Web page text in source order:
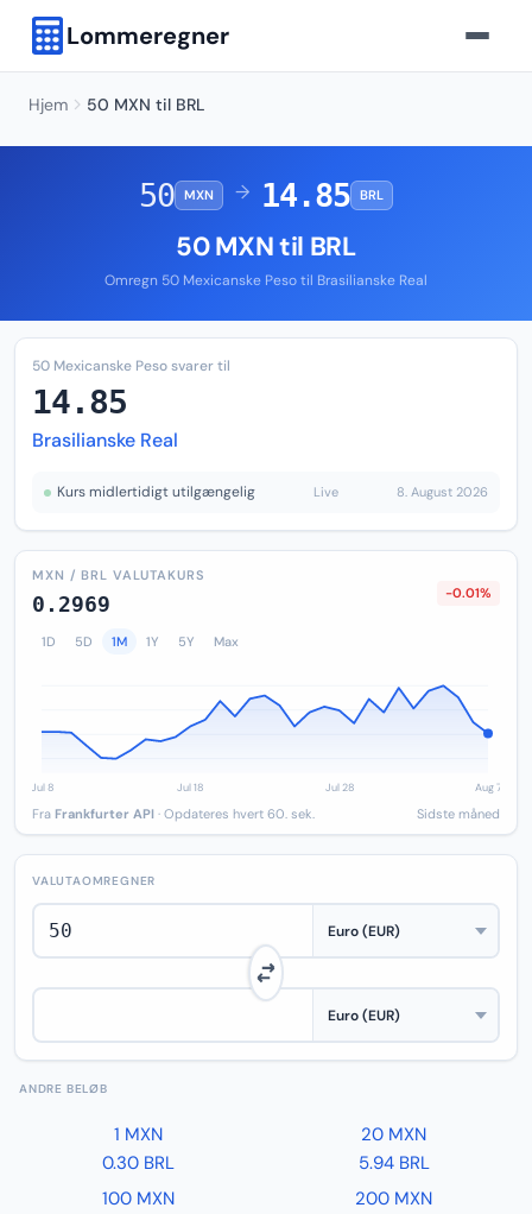
Lommeregner
Hjem 50 MXN til BRL
50 MXN → 14.85 BRL
50 MXN til BRL
Omregn 50 Mexicanske Peso til Brasilianske Real
50 Mexicanske Peso svarer til
14.85
Brasilianske Real
Kurs midlertidigt utilgængelig Live 8. August 2026
MXN / BRL VALUTAKURS
0.2969 -0.01%
1D 5D 1M 1Y 5Y Max
Fra Frankfurter API · Opdateres hvert 60. sek. Sidste måned
VALUTAOMREGNER
ANDRE BELØB
1 MXN
0.30 BRL
20 MXN
5.94 BRL
100 MXN
200 MXN